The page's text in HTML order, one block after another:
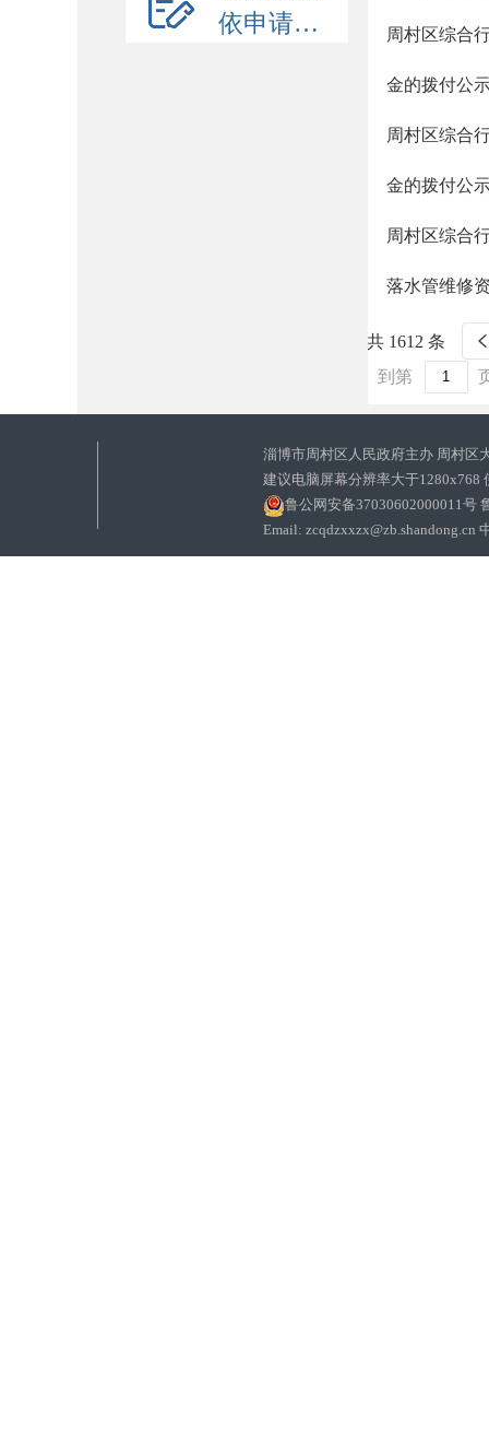
依申请公开
周村区综合
金的拨付公
周村区综合
金的拨付公
周村区综合
落水管维修
共 1612 条
到第
淄博市周村区人民政府主办 周村区
建议电脑屏幕分辨率大于1280x768
鲁公网安备37030602000011号
Email: zcqdzxxzx@zb.shandong.cn